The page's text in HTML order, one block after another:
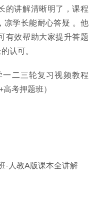
的讲解清晰明了，课程
凉学长能耐心答疑 。他
有效帮助大家提升答题
认可。
一二三轮复习视频教程
考押题班）
-人教A版课本全讲解